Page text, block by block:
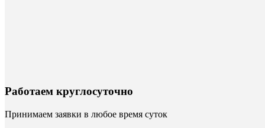
Работаем круглосуточно
Принимаем заявки в любое время суток